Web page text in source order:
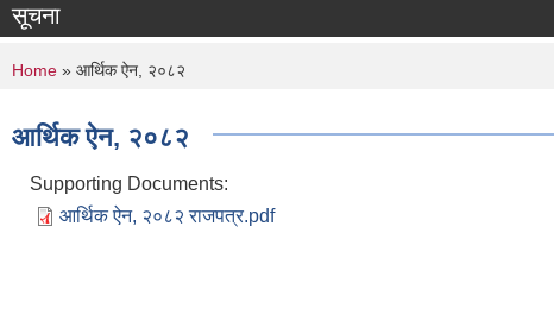
सूचना
You are here
Home » आर्थिक ऐन, २०८२
आर्थिक ऐन, २०८२
Supporting Documents:
आर्थिक ऐन, २०८२ राजपत्र.pdf